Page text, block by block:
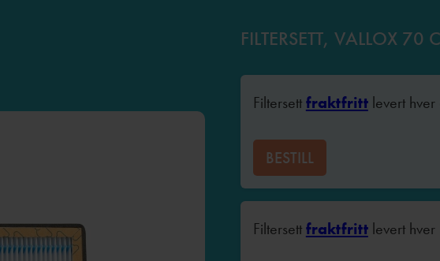
FILTERSETT, VALLOX 70
Filtersett fraktfrittlevert hver
BESTILL
Filtersett fraktfrittlevert hver